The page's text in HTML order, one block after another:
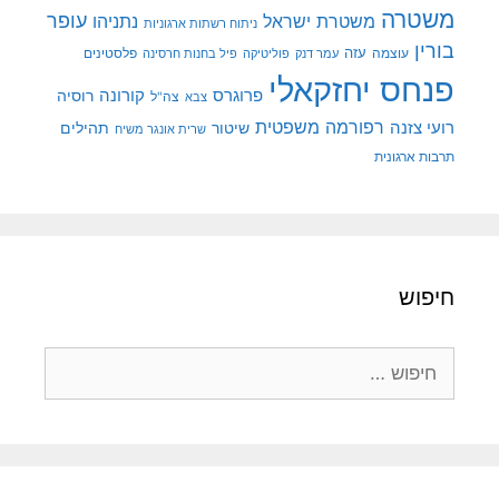
משטרה משטרת ישראל ניתוח רשתות ארגוניות נתניהו עופר
בורין עוצמה עזה עמר דנק פוליטיקה פיל בחנות חרסינה פלסטינים
פנחס יחזקאלי פרוגרס צבא צה"ל קורונה רוסיה
רועי צזנה רפורמה משפטית שיטור שרית אונגר משיח תהילים
תרבות ארגונית
חיפוש